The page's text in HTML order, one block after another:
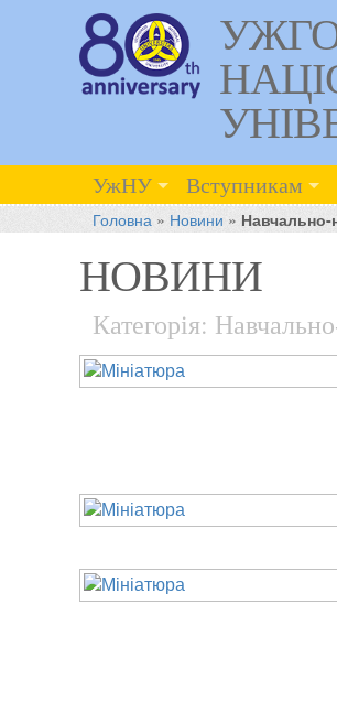
УжНУ Вступникам
Головна » Новини » Навчально-
НОВИНИ
Категорія: